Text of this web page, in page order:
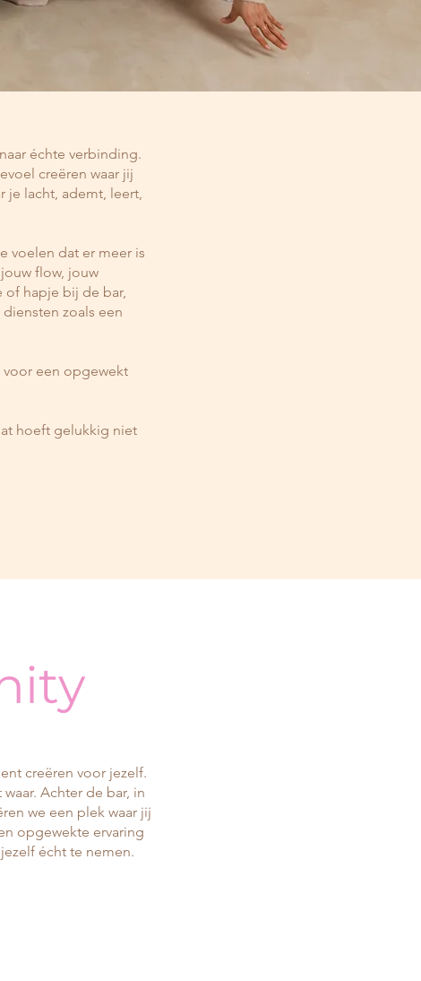
échte verbinding.
creëren waar jij
je lacht, ademt, leert,
voelen dat er meer is
flow, jouw
of hapje bij de bar,
zoals een
voor een opgewekt
hoeft gelukkig niet
creëren voor jezelf.
Achter de bar, in
we een plek waar jij
opgewekte ervaring
écht te nemen.